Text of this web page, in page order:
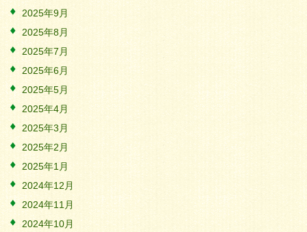
2025年9月
2025年8月
2025年7月
2025年6月
2025年5月
2025年4月
2025年3月
2025年2月
2025年1月
2024年12月
2024年11月
2024年10月